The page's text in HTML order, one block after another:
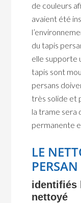
de couleurs
avaient été
du tapis
elle supporte
tapis sont
persans
très solide et
la trame sera
permanente
LE
identifiés
nettoyé